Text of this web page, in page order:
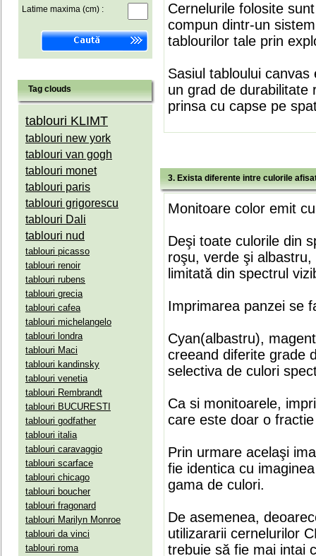
Latime maxima (cm) :
Tag clouds
tablouri KLIMT
tablouri new york
tablouri van gogh
tablouri monet
tablouri paris
tablouri grigorescu
tablouri Dali
tablouri nud
tablouri picasso
tablouri renoir
tablouri rubens
tablouri grecia
tablouri cafea
tablouri michelangelo
tablouri londra
tablouri Maci
tablouri kandinsky
tablouri venetia
tablouri Rembrandt
tablouri BUCURESTI
tablouri godfather
tablouri italia
tablouri caravaggio
tablouri scarface
tablouri chicago
tablouri boucher
tablouri fragonard
tablouri Marilyn Monroe
tablouri da vinci
tablouri roma
Cernelurile folosite
compun dintr-un
tablourilor tale prin
Sasiul tabloului
un grad de durabilitate
prinsa cu capse pe
3. Exista diferente intre culorile
Monitoare color emit
Deşi toate culorile din
roşu, verde şi
limitată din spectrul
Imprimarea panzei se
Cyan(albastru),
creeand diferite grade
selectiva de culori
Ca si monitoarele,
care este doar o
Prin urmare acelaşi
fie identica cu
gama de culori.
De asemenea,
utilizararii cernelurilor
trebuie să fie mai intai